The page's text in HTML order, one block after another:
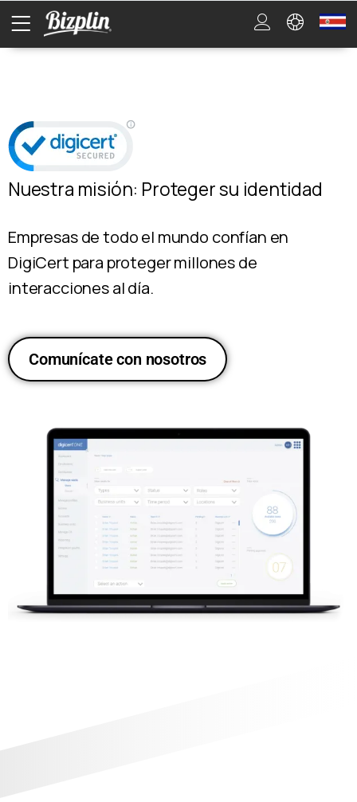
Nuestra misión: Proteger su identidad
Empresas de todo el mundo confían en
DigiCert para proteger millones de
interacciones al día.
Comunícate con nosotros